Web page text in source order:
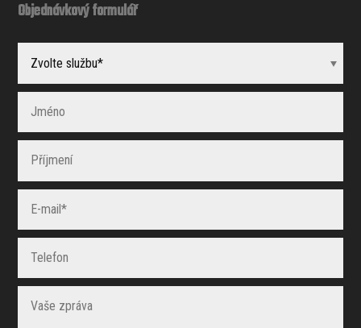
Objednávkový formulář